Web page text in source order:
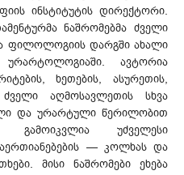
ინსტიტუტის დირექტორი.
ნაშრომებმა ძველი
ფილოლოგიის დარგში ახალი
ავტორია
ხეთების, ასურეთის,
აღმოსავლეთის სხვა
და ურარტული წერილობით
გამოიკვლია უძველესი
— კოლხას და
მისი ნაშრომები ეხება